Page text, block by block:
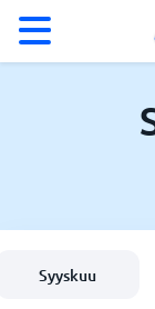
Syyskuu